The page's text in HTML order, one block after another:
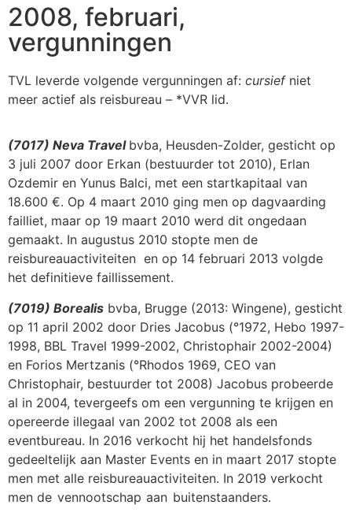
2008, februari,
vergunningen
TVL leverde volgende vergunningen af: cursiefniet
meer actief als reisbureau – *VVR lid.
(7017) Neva Travel bvba, Heusden-Zolder, gesticht op
3 juli 2007 door Erkan (bestuurder tot 2010), Erlan
Ozdemir en Yunus Balci, met een startkapitaal van
18.600 €. Op 4 maart 2010 ging men op dagvaarding
failliet, maar op 19 maart 2010 werd dit ongedaan
gemaakt. In augustus 2010 stopte men de
reisbureauactiviteiten en op 14 februari 2013 volgde
het definitieve faillissement.
(7019) Borealis bvba, Brugge (2013: Wingene), gesticht
op 11 april 2002 door Dries Jacobus (°1972, Hebo 1997-
1998, BBL Travel 1999-2002, Christophair 2002-2004)
en Forios Mertzanis (°Rhodos 1969, CEO van
Christophair, bestuurder tot 2008) Jacobus probeerde
al in 2004, tevergeefs om een vergunning te krijgen en
opereerde illegaal van 2002 tot 2008 als een
eventbureau. In 2016 verkocht hij het handelsfonds
gedeeltelijk aan Master Events en in maart 2017 stopte
men met alle reisbureauactiviteiten. In 2019 verkocht
men de vennootschap aan buitenstaanders.